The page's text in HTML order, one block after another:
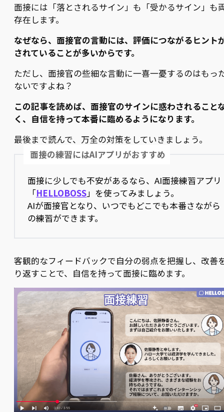
面接には「落とされるサイン」も「受かるサイン」も
存在します。
なぜなら、面接官の言動には、評価につながるヒント
されていることが多いからです。
ただし、面接官の些細な言動に一喜一憂するのはもっ
ないですよね？
この記事を読めば、面接官のサインに惑わされること
く、自信を持って本番に臨めるようになります。
最後まで読んで、万全の対策をしていきましょう。
面接の練習にはAIアプリがおすすめ
面接に少しでも不安があるなら、AI面接練習アプリ
「HELLOBOSS」を使ってみましょう。
AIが面接官となり、いつでもどこでも本番さながら
の練習ができます。
客観的なフィードバックで自分の弱点を把握し、改善
り返すことで、自信を持って面接に臨めます。